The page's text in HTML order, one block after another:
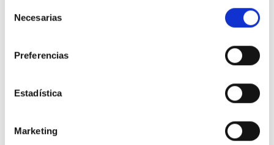
Necesarias
Preferencias
Estadística
Marketing
Base enchufe Schuko Monobloc
Base enchufe Schuko Monobloc
16A 250V Marfil Simon 2791432-
Comprar